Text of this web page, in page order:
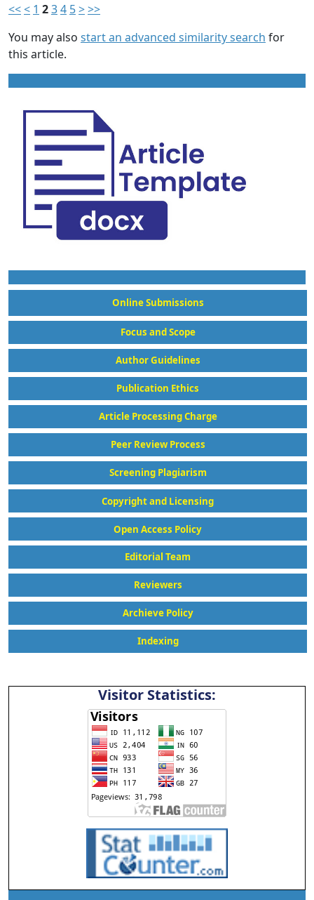
<<< 1 234 5>>>
You may also start an advanced similarity search for
this article.
Online Submissions
Focus and Scope
Author Guidelines
Publication Ethics
Article Processing Charge
Peer Review Process
Screening Plagiarism
Copyright and Licensing
Open Access Policy
Editorial Team
Reviewers
Archieve Policy
Indexing
Visitor Statistics: